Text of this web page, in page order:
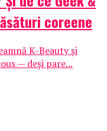
coreene
K-Beauty și
— deși pare...